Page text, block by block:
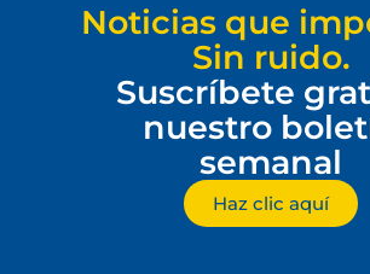
Noticias que
Sin ruido.
Suscríbete
nuestro
semanal
Haz clic aquí